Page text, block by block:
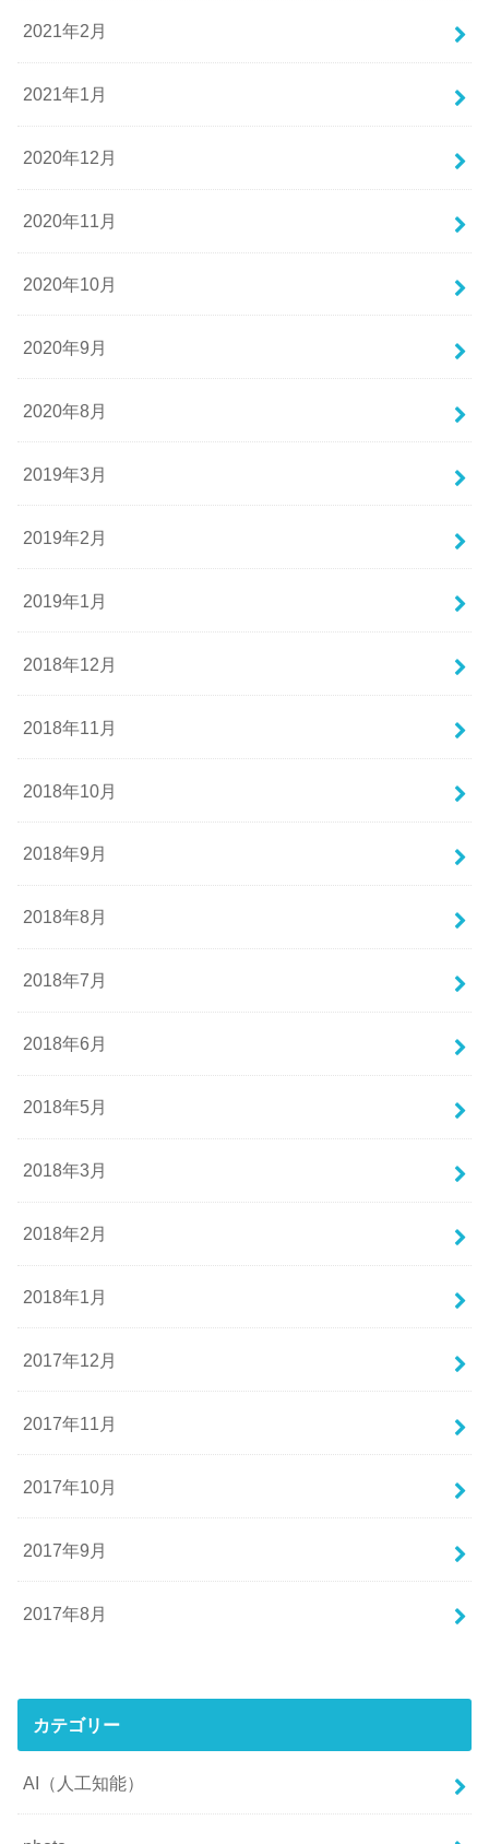
2021年2月
2021年1月
2020年12月
2020年11月
2020年10月
2020年9月
2020年8月
2019年3月
2019年2月
2019年1月
2018年12月
2018年11月
2018年10月
2018年9月
2018年8月
2018年7月
2018年6月
2018年5月
2018年3月
2018年2月
2018年1月
2017年12月
2017年11月
2017年10月
2017年9月
2017年8月
カテゴリー
AI（人工知能）